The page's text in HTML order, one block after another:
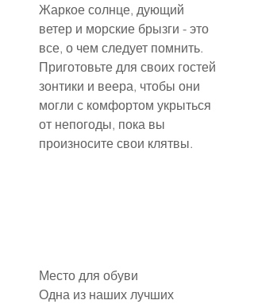
Жаркое солнце, дующий
ветер и морские брызги - это
все, о чем следует помнить.
Приготовьте для своих гостей
зонтики и веера, чтобы они
могли с комфортом укрыться
от непогоды, пока вы
произносите свои клятвы.
Место для обуви
Одна из наших лучших